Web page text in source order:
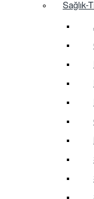
Sağlık-